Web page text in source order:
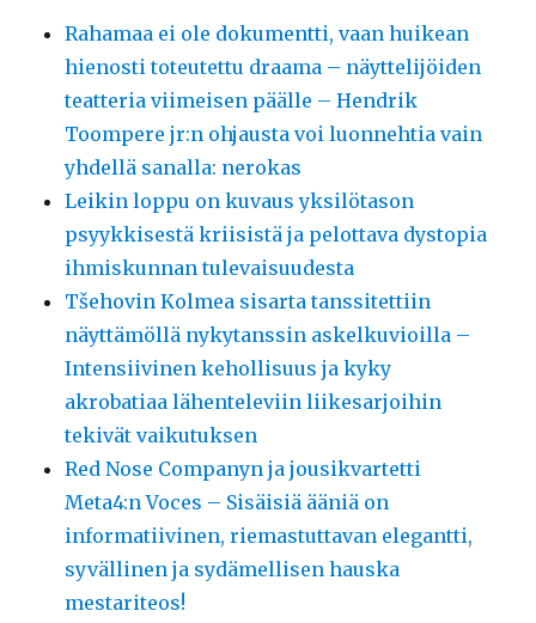
Rahamaa ei ole dokumentti, vaan huikean
hienosti toteutettu draama – näyttelijöiden
teatteria viimeisen päälle – Hendrik
Toompere jr:n ohjausta voi luonnehtia vain
yhdellä sanalla: nerokas
Leikin loppu on kuvaus yksilötason
psyykkisestä kriisistä ja pelottava dystopia
ihmiskunnan tulevaisuudesta
Tšehovin Kolmea sisarta tanssitettiin
näyttämöllä nykytanssin askelkuvioilla –
Intensiivinen kehollisuus ja kyky
akrobatiaa lähenteleviin liikesarjoihin
tekivät vaikutuksen
Red Nose Companyn ja jousikvartetti
Meta4:n Voces – Sisäisiä ääniä on
informatiivinen, riemastuttavan elegantti,
syvällinen ja sydämellisen hauska
mestariteos!